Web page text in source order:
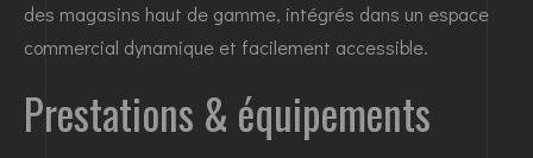
des magasins haut de gamme, intégrés dans un espace
commercial dynamique et facilement accessible.
Prestations & équipements